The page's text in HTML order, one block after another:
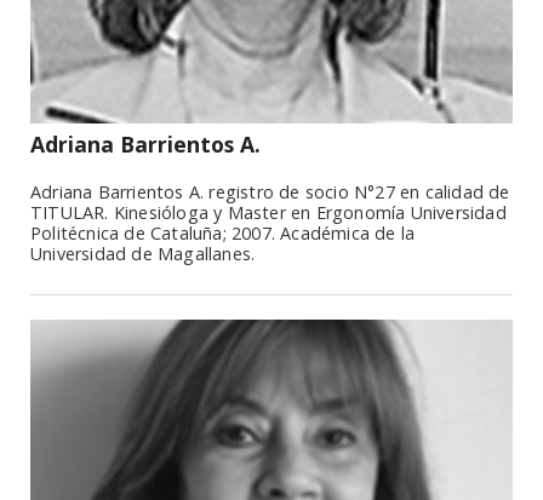
Adriana Barrientos A.
Adriana Barrientos A. registro de socio N°27 en calidad de
TITULAR. Kinesióloga y Master en Ergonomía Universidad
Politécnica de Cataluña; 2007. Académica de la
Universidad de Magallanes.